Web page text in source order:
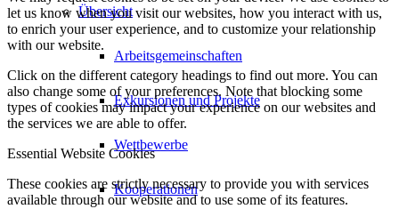
Übersicht
Arbeitsgemeinschaften
Exkursionen und Projekte
Wettbewerbe
Kooperationen
let us know when you visit our websites, how you interact with us,
to enrich your user experience, and to customize your relationship
with our website.
Click on the different category headings to find out more. You can
also change some of your preferences. Note that blocking some
types of cookies may impact your experience on our websites and
the services we are able to offer.
Essential Website Cookies
These cookies are strictly necessary to provide you with services
available through our website and to use some of its features.